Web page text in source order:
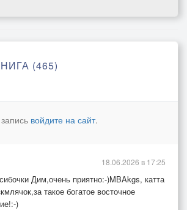
(465)
войдите на сайт.
Дим,очень приятно:-)MBAkgs, катта
такое богатое восточное
)
18.06.2026 в 17:25